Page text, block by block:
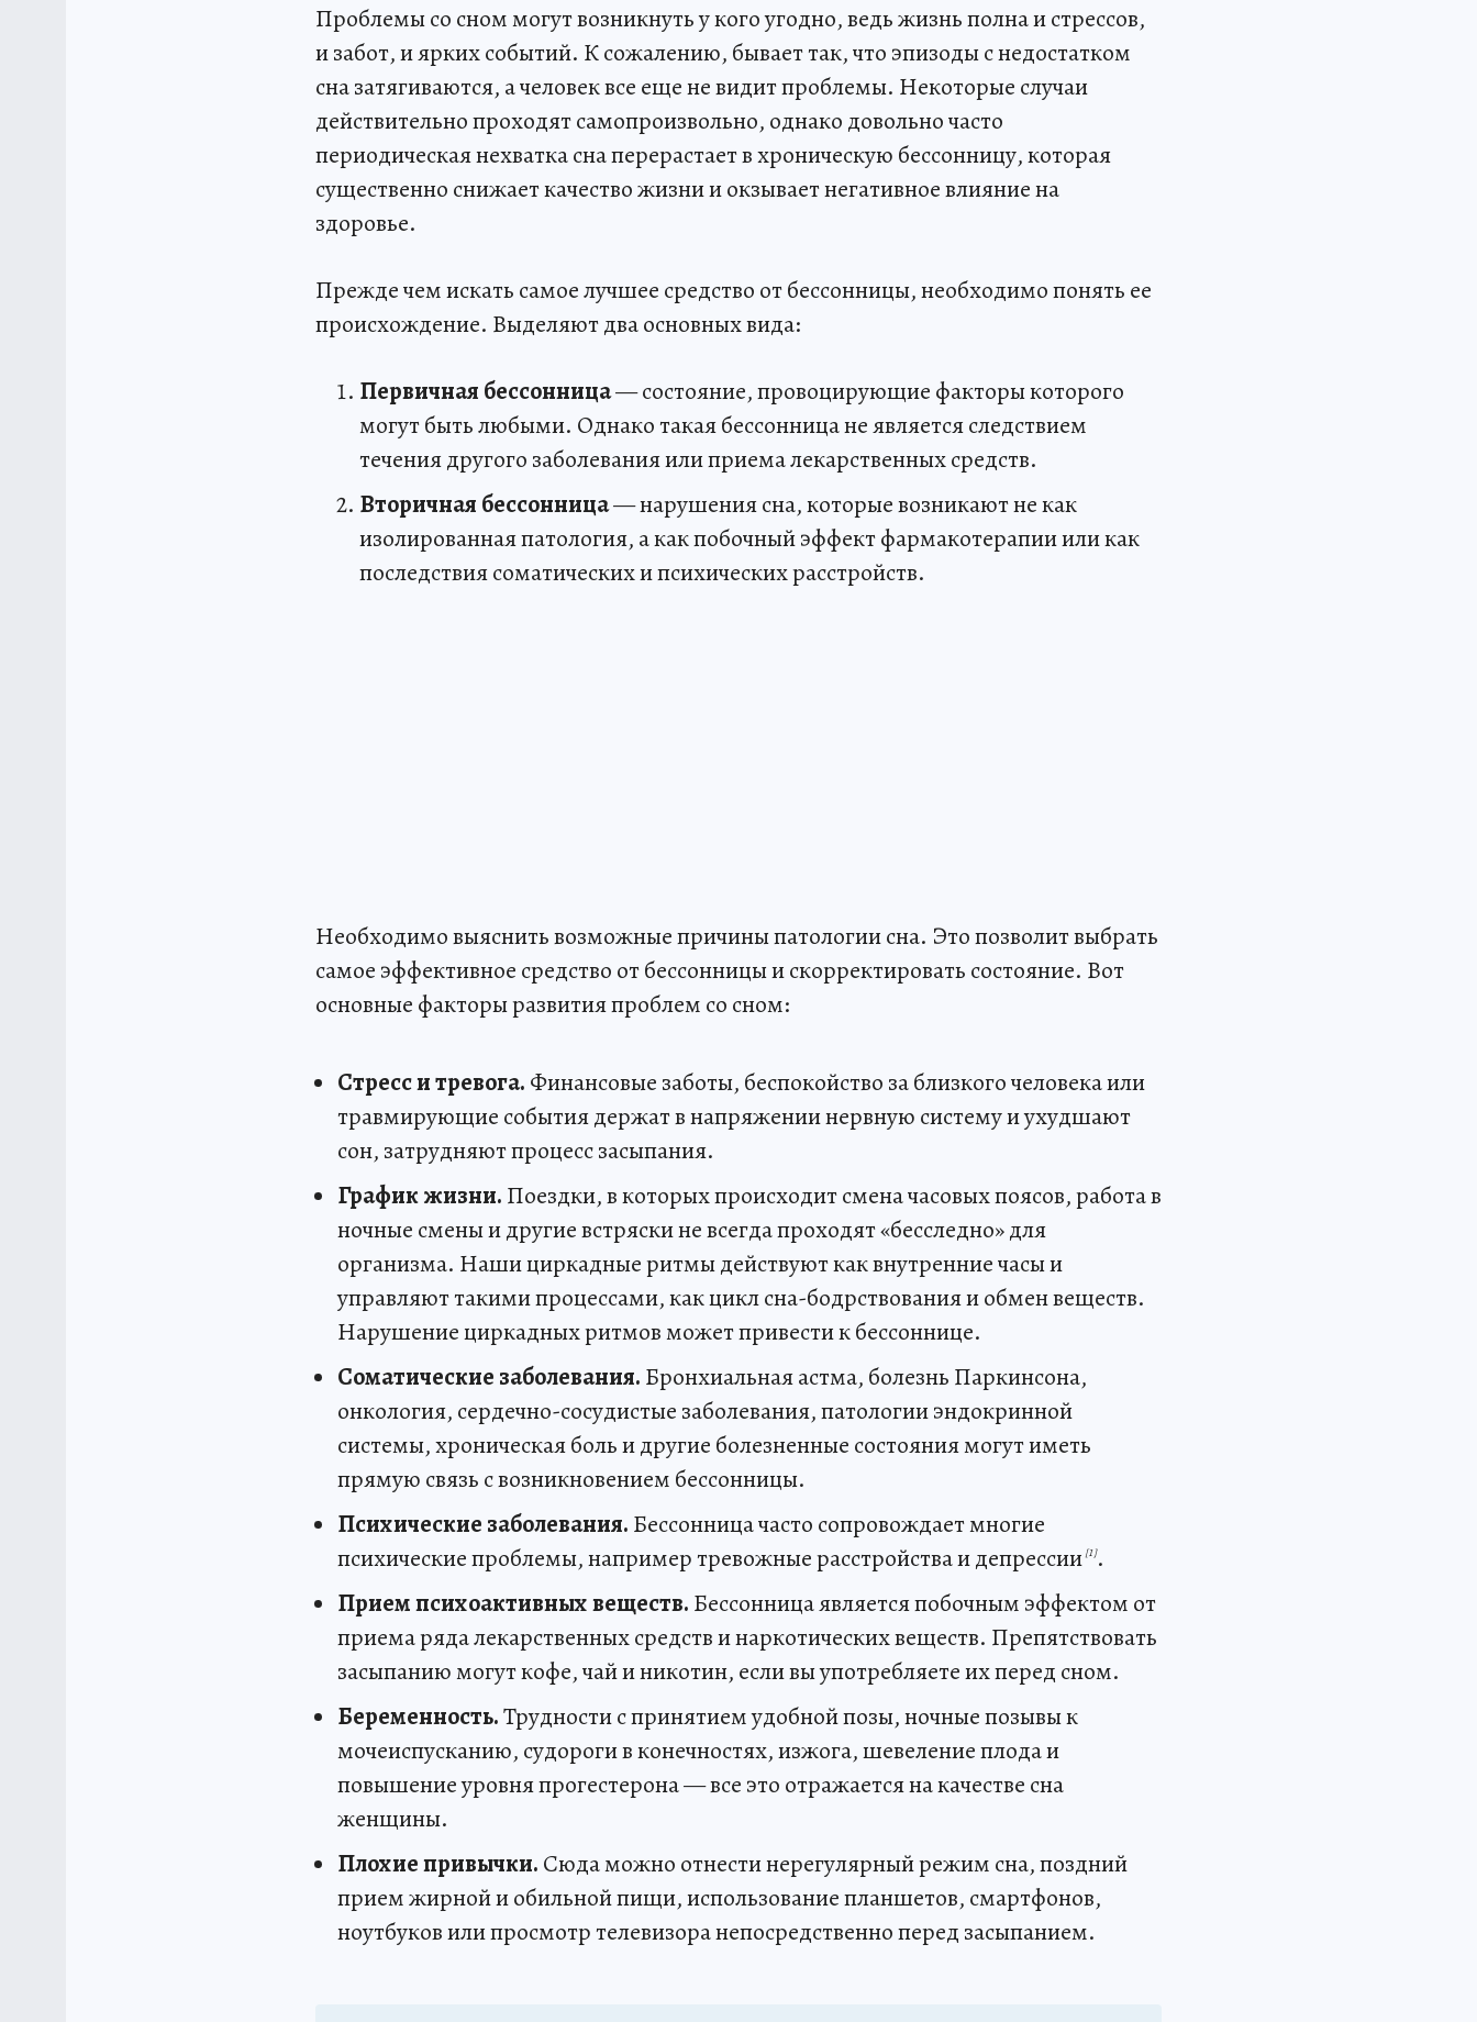
Проблемы со сном могут возникнуть у кого угодно, ведь жизнь полна и стрессов,
и забот, и ярких событий. К сожалению, бывает так, что эпизоды с недостатком
сна затягиваются, а человек все еще не видит проблемы. Некоторые случаи
действительно проходят самопроизвольно, однако довольно часто
периодическая нехватка сна перерастает в хроническую бессонницу, которая
существенно снижает качество жизни и окзывает негативное влияние на
здоровье.
Прежде чем искать самое лучшее средство от бессонницы, необходимо понять ее
происхождение. Выделяют два основных вида:
Первичная бессонница— состояние, провоцирующие факторы которого
могут быть любыми. Однако такая бессонница не является следствием
течения другого заболевания или приема лекарственных средств.
Вторичная бессонница— нарушения сна, которые возникают не как
изолированная патология, а как побочный эффект фармакотерапии или как
последствия соматических и психических расстройств.
Необходимо выяснить возможные причины патологии сна. Это позволит выбрать
самое эффективное средство от бессонницы и скорректировать состояние. Вот
основные факторы развития проблем со сном:
Стресс и тревога. Финансовые заботы, беспокойство за близкого человека или
травмирующие события держат в напряжении нервную систему и ухудшают
сон, затрудняют процесс засыпания.
График жизни. Поездки, в которых происходит смена часовых поясов, работа в
ночные смены и другие встряски не всегда проходят «бесследно» для
организма. Наши циркадные ритмы действуют как внутренние часы и
управляют такими процессами, как цикл сна-бодрствования и обмен веществ.
Нарушение циркадных ритмов может привести к бессоннице.
Соматические заболевания. Бронхиальная астма, болезнь Паркинсона,
онкология, сердечно-сосудистые заболевания, патологии эндокринной
системы, хроническая боль и другие болезненные состояния могут иметь
прямую связь с возникновением бессонницы.
Психические заболевания. Бессонница часто сопровождает многие
психические проблемы, например тревожные расстройства и депрессии [1].
Прием психоактивных веществ. Бессонница является побочным эффектом от
приема ряда лекарственных средств и наркотических веществ. Препятствовать
засыпанию могут кофе, чай и никотин, если вы употребляете их перед сном.
Беременность.Трудности с принятием удобной позы, ночные позывы к
мочеиспусканию, судороги в конечностях, изжога, шевеление плода и
повышение уровня прогестерона — все это отражается на качестве сна
женщины.
Плохие привычки. Сюда можно отнести нерегулярный режим сна, поздний
прием жирной и обильной пищи, использование планшетов, смартфонов,
ноутбуков или просмотр телевизора непосредственно перед засыпанием.